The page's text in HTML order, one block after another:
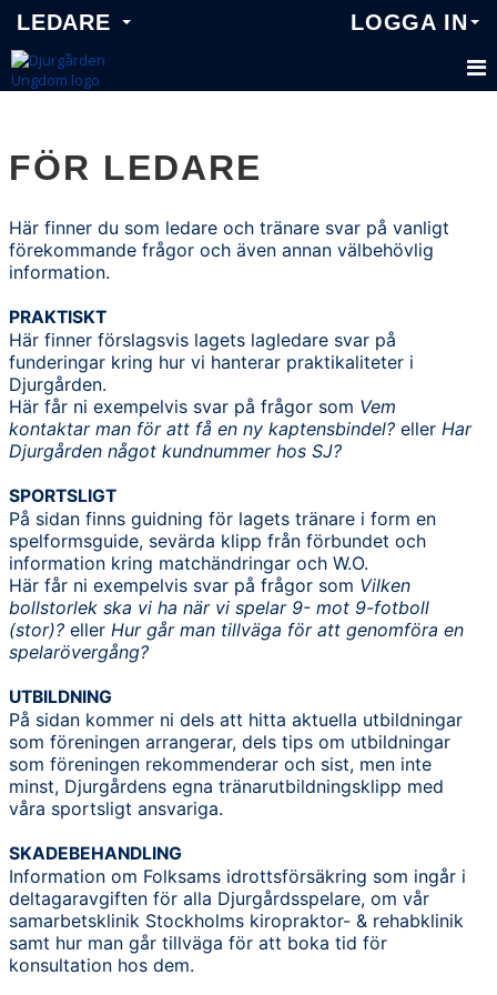
LEDARE LOGGA IN
PRAKTISKT
UTBILDNING
SKADEBEHANDLING
GYM - NORDIC WELLNESS
VÄLKOMMEN TILL DJURGÅRDENS IF
FÖR LEDARE
Här finner du som ledare och tränare svar på vanligt
förekommande frågor och även annan välbehövlig
information.
PRAKTISKT
Här finner förslagsvis lagets lagledare svar på
funderingar kring hur vi hanterar praktikaliteter i
Djurgården.
Här får ni exempelvis svar på frågor som Vem
kontaktar man för att få en ny kaptensbindel? eller Har
Djurgården något kundnummer hos SJ?
SPORTSLIGT
På sidan finns guidning för lagets tränare i form en
spelformsguide, sevärda klipp från förbundet och
information kring matchändringar och W.O.
Här får ni exempelvis svar på frågor som Vilken
bollstorlek ska vi ha när vi spelar 9- mot 9-fotboll
(stor)? eller Hur går man tillväga för att genomföra en
spelarövergång?
UTBILDNING
På sidan kommer ni dels att hitta aktuella utbildningar
som föreningen arrangerar, dels tips om utbildningar
som föreningen rekommenderar och sist, men inte
minst, Djurgårdens egna tränarutbildningsklipp med
våra sportsligt ansvariga.
SKADEBEHANDLING
Information om Folksams idrottsförsäkring som ingår i
deltagaravgiften för alla Djurgårdsspelare, om vår
samarbetsklinik Stockholms kiropraktor- & rehabklinik
samt hur man går tillväga för att boka tid för
konsultation hos dem.